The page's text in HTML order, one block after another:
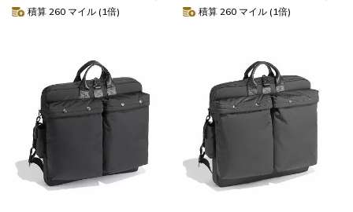
積算 260 マイル (1倍) 積算 260 マイル (1倍)